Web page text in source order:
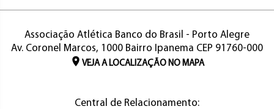
Associação Atlética Banco do Brasil - Porto Alegre
Av. Coronel Marcos, 1000 Bairro Ipanema CEP 91760-000
VEJA A LOCALIZAÇÃO NO MAPA
Central de Relacionamento: